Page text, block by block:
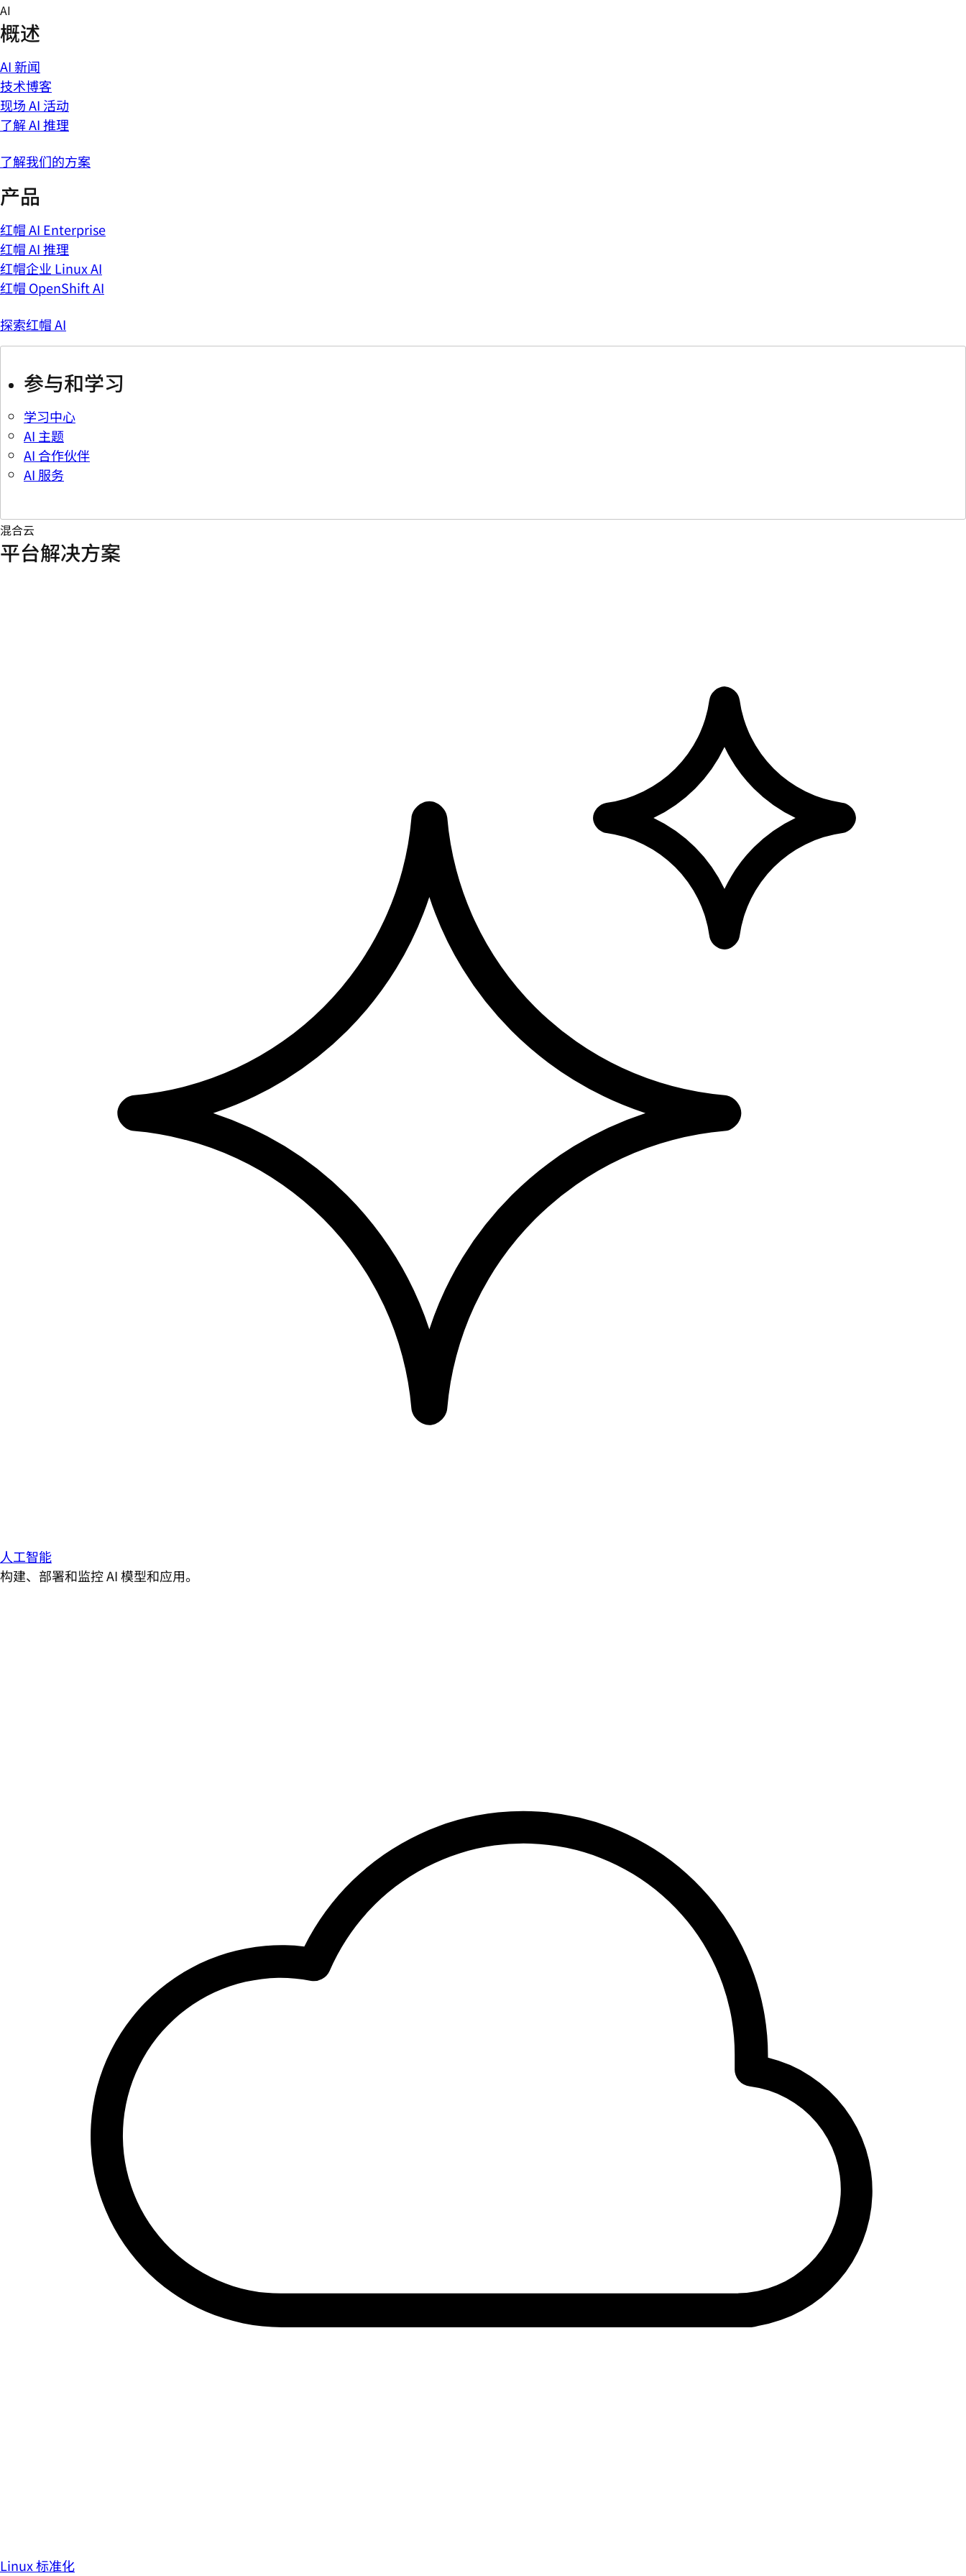
Skip
to
content
AI
概述
AI 新闻
技术博客
现场 AI 活动
了解 AI 推理
了解我们的方案
产品
红帽 AI Enterprise
红帽 AI 推理
红帽企业 Linux AI
红帽 OpenShift AI
探索红帽 AI
参与和学习
学习中心
AI 主题
AI 合作伙伴
AI 服务
混合云
平台解决方案
人工智能
构建、部署和监控 AI 模型和应用。
Linux 标准化